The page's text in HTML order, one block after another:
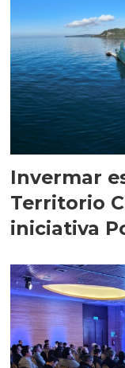
Invermar
Territorio
iniciativa